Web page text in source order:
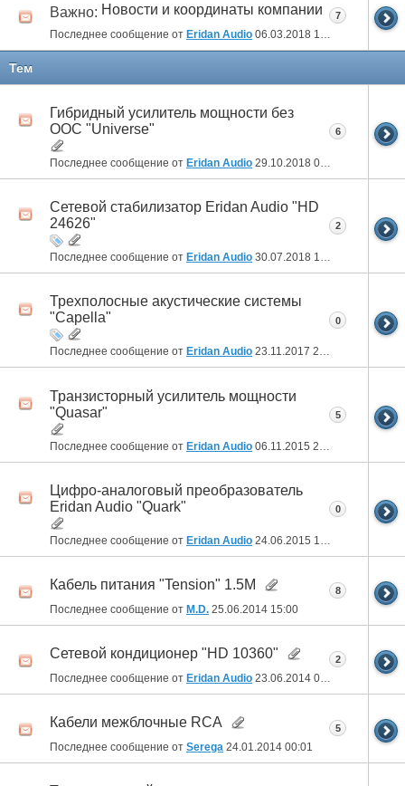
Важно: Новости и координаты компании
Последнее сообщение от Eridan Audio 06.03.2018 10:12
7
Тем
Гибридный усилитель мощности без
ООС "Universe"
Последнее сообщение от Eridan Audio 29.10.2018 09:32
6
Сетевой стабилизатор Eridan Audio "HD
24626"
Последнее сообщение от Eridan Audio 30.07.2018 15:32
2
Трехполосные акустические системы
"Capella"
Последнее сообщение от Eridan Audio 23.11.2017 22:56
0
Транзисторный усилитель мощности
"Quasar"
Последнее сообщение от Eridan Audio 06.11.2015 21:07
5
Цифро-аналоговый преобразователь
Eridan Audio "Quark"
Последнее сообщение от Eridan Audio 24.06.2015 10:56
0
Кабель питания "Tension" 1.5M
Последнее сообщение от M.D. 25.06.2014 15:00
8
Сетевой кондиционер "HD 10360"
Последнее сообщение от Eridan Audio 23.06.2014 09:17
2
Кабели межблочные RCA
Последнее сообщение от Serega 24.01.2014 00:01
5